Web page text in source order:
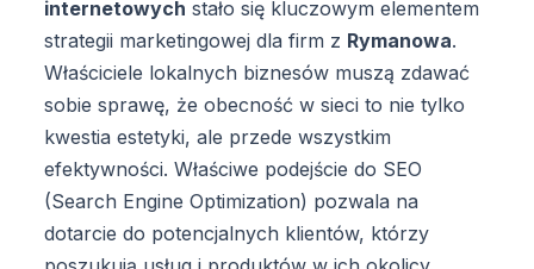
internetowych stało się kluczowym elementem
strategii marketingowej dla firm z Rymanowa.
Właściciele lokalnych biznesów muszą zdawać
sobie sprawę, że obecność w sieci to nie tylko
kwestia estetyki, ale przede wszystkim
efektywności. Właściwe podejście do SEO
(Search Engine Optimization) pozwala na
dotarcie do potencjalnych klientów, którzy